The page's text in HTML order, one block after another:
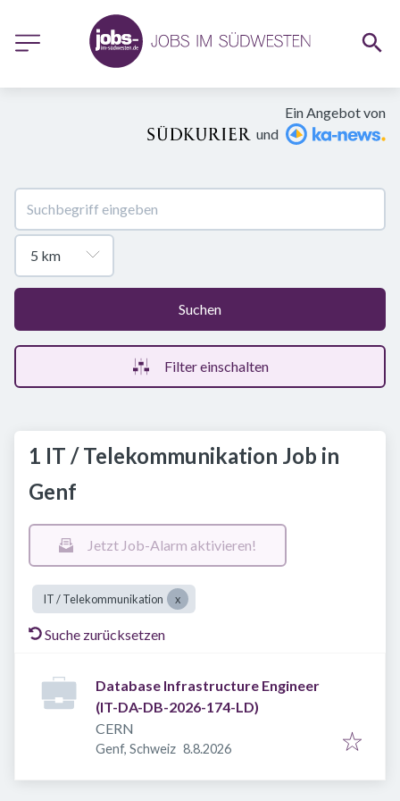
Ein Angebot von
und
Suchen
Filter einschalten
1 IT / Telekommunikation Job in
Genf
Jetzt Job-Alarm aktivieren!
IT / Telekommunikation
Suche zurücksetzen
Database Infrastructure Engineer
(IT-DA-DB-2026-174-LD)
CERN
Genf, Schweiz Veröffentlicht
8.8.2026